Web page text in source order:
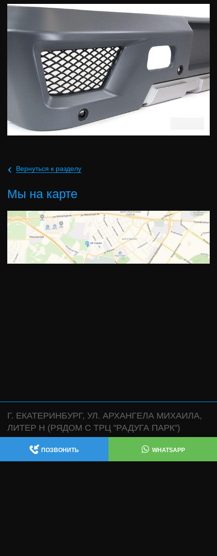
ПОЗВОНИТЬ WHATSAPP
‹ Вернуться к разделу
Мы на карте
Г. ЕКАТЕРИНБУРГ, УЛ. АРХАНГЕЛА МИХАИЛА,
ЛИТЕР Н (РЯДОМ С ТРЦ "РАДУГА ПАРК")
АВТОСЕРВИС:
,
WHATSAPP
МАГАЗИН:
WHATSAPP